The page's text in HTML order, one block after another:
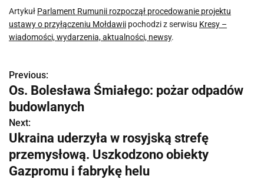
Artykuł Parlament Rumunii rozpoczął procedowanie projektu
ustawy o przyłączeniu Mołdawii pochodzi z serwisu Kresy –
wiadomości, wydarzenia, aktualności, newsy.
N
a
w
i
g
Previous:
Os. Bolesława Śmiałego: pożar odpadów
budowlanych
Next:
Ukraina uderzyła w rosyjską strefę
przemysłową. Uszkodzono obiekty
Gazpromu i fabrykę helu